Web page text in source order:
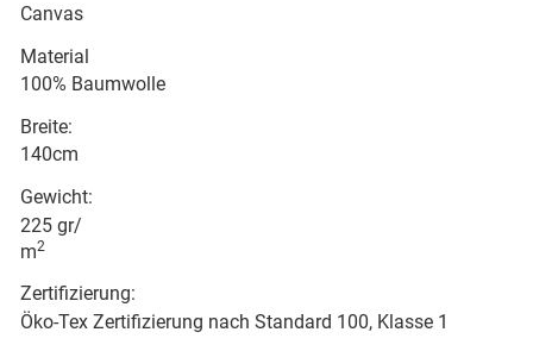
Canvas
Material
100% Baumwolle
Breite:
140cm
Gewicht:
225 gr/
m2
Zertifizierung:
Öko-Tex Zertifizierung nach Standard 100, Klasse 1